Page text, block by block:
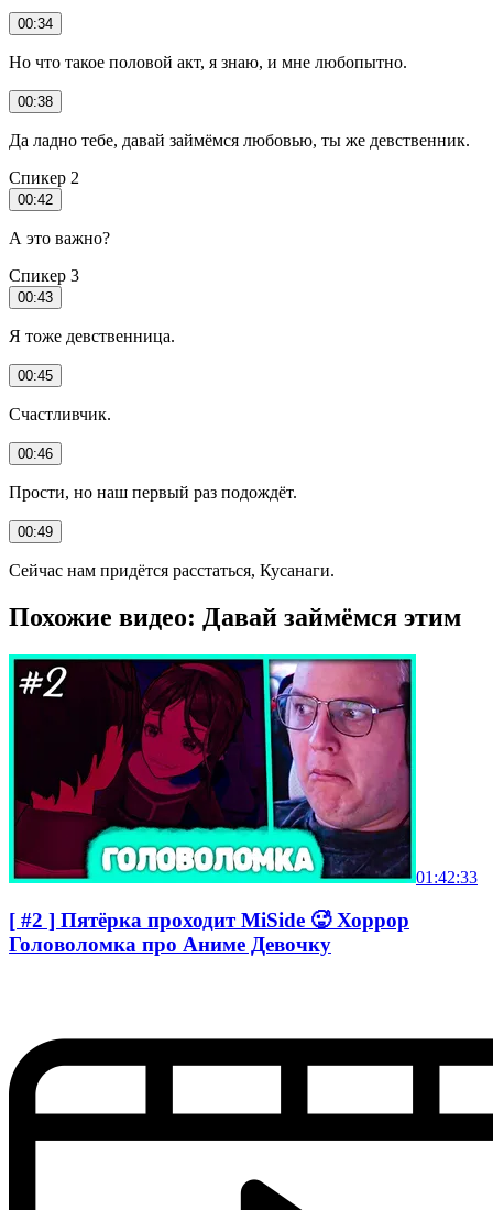
00:34
Но что такое половой акт, я знаю, и мне любопытно.
00:38
Да ладно тебе, давай займёмся любовью, ты же девственник.
Спикер 2
00:42
А это важно?
Спикер 3
00:43
Я тоже девственница.
00:45
Счастливчик.
00:46
Прости, но наш первый раз подождёт.
00:49
Сейчас нам придётся расстаться, Кусанаги.
Похожие видео: Давай займёмся этим
01:42:33
[ #2 ] Пятёрка проходит MiSide 🥵 Хоррор
Головоломка про Аниме Девочку